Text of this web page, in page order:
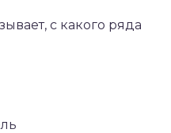
с какого ряда